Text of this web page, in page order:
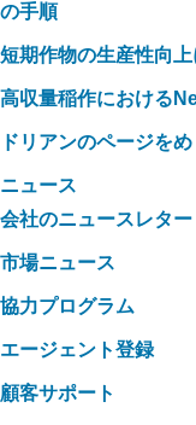
の手順
短期作物の生産性向
高収量稲作における
ドリアンのページを
ニュース
会社のニュースレター
市場ニュース
協力プログラム
エージェント登録
顧客サポート